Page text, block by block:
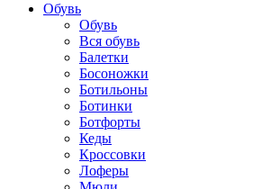
Обувь
Обувь
Вся обувь
Балетки
Босоножки
Ботильоны
Ботинки
Ботфорты
Кеды
Кроссовки
Лоферы